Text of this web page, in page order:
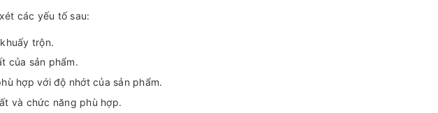
các yếu tố sau:
trộn.
của sản phẩm.
hợp với độ nhớt của sản phẩm.
và chức năng phù hợp.